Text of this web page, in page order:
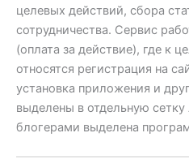
целевых действий, сбора
сотрудничества. Сервис
(оплата за действие), где к
относятся регистрация на
установка приложения и
выделены в отдельную
блогерами выделена